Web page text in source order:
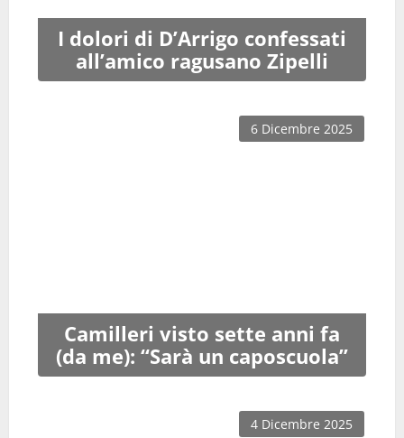
I dolori di D’Arrigo confessati
all’amico ragusano Zipelli
Camilleri visto sette anni fa
(da me): “Sarà un caposcuola”
6 Dicembre 2025
4 Dicembre 2025